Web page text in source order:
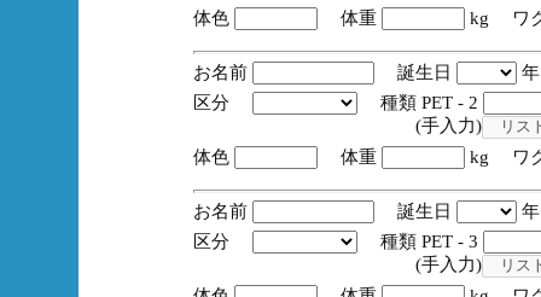
体色
体重 kg ワ
お名前 誕生日
区分
種類 PET - 2
(手入力)
体色
体重 kg ワ
お名前 誕生日
区分
種類 PET - 3
(手入力)